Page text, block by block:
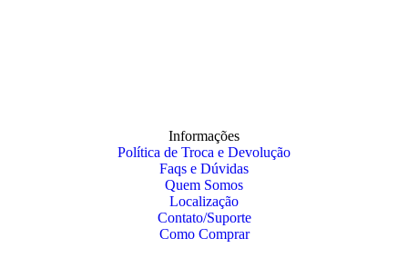
Informações
Política de Troca e Devolução
Faqs e Dúvidas
Quem Somos
Localização
Contato/Suporte
Como Comprar